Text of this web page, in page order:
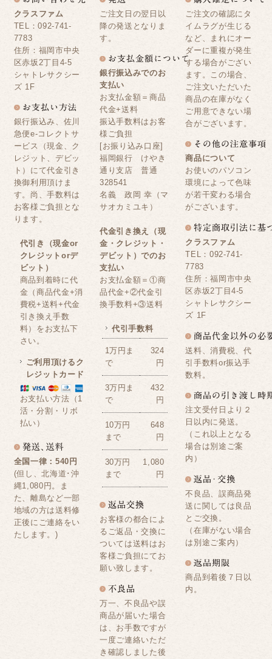
クラスファム
TEL：092-741-
7783
住所：福岡市中央
区赤坂2丁目4-5
シャトレサクシー
ズ 1F
銀行振込み、佐川
急便e-コレクトサ
ービス（現金、ク
レジット、デビッ
ト）にて代金引き
換御利用頂けま
す。尚、手数料は
お客様ご負担とな
ります。
代引き（現金or
クレジットorデ
ビット）
商品到着時に代
金（商品代金+消
費税+送料+代金
引き換え手数
料）をお支払下
さい。
ご利用頂けるク
レジットカード
お支払い方法（1
活・分割・リボ
払い）
全国一律：540円
(但し、北海道･沖
縄1,080円。ま
た、離島など一部
地域の方は送料修
正後にご連絡をい
たします。)
ご注文日の翌日以
降の発送となりま
す。
銀行振込みでのお
支払い
お支払金額＝商品
代金+送料
振込手数料はお客
様ご負担
[お振り込み口座]
福岡銀行 けやき
通り支店 普通
328541
名義 政岡 幸（マ
サオカミユキ）
代金引き換え（現
金・クレジット・
デビット）でのお
支払い
お支払金額＝①商
品代金+②代金引
換手数料+③送料
代引手数料
1万円ま
で
324
円
3万円ま
で
432
円
10万円
まで
648
円
30万円
まで
1,080
円
お客様の都合によ
るご返品・交換に
ついては送料はお
客様ご負担にてお
願い致します。
万一、不良品や誤
商品が届いた場合
は、お手数ですが
一度ご連絡いただ
き確認しました後
ご注文の確認にタ
イムラグが生じる
など、まれにオー
ダーに重複が発生
する場合がござい
ます。この場合、
ご注文いただいた
商品の在庫がなく
ご用意できない場
合がございます。
商品について
お使いのパソコン
環境によって色味
が若干変わる場合
がございます。
クラスファム
TEL：092-741-
7783
住所：福岡市中央
区赤坂2丁目4-5
シャトレサクシー
ズ 1F
送料、消費税、代
引手数料or振込手
数料。
注文受付日より２
日以内に発送。
（これ以上となる
場合は別途ご案
内）
不良品、誤商品発
送に関しては良品
とご交換。
（在庫がない場合
は別途ご案内）
商品到着後７日以
内。